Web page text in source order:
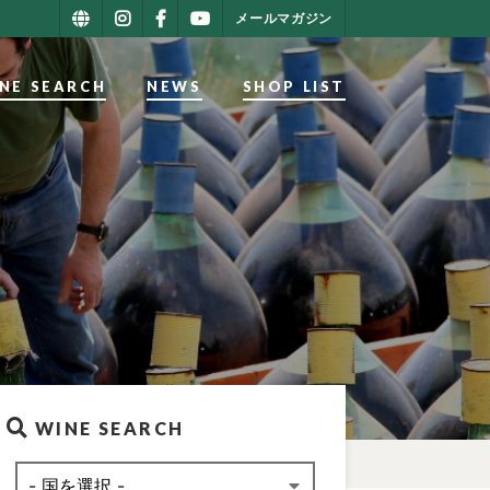
メールマガジン
SEARCH NEWS SHOP LIST
WINE SEARCH